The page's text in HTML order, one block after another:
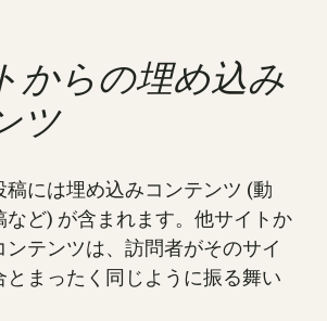
からの埋め込み
ツ
稿には埋め込みコンテンツ (動
など) が含まれます。他サイトか
ンテンツは、訪問者がそのサイ
とまったく同じように振る舞い